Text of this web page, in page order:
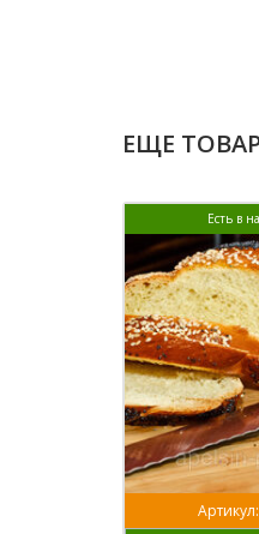
ЕЩЕ
Есть в